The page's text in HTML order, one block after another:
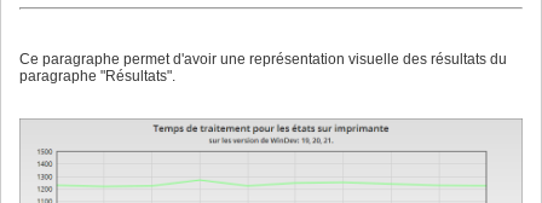
Ce paragraphe permet d'avoir une représentation visuelle des résultats du
paragraphe "Résultats".